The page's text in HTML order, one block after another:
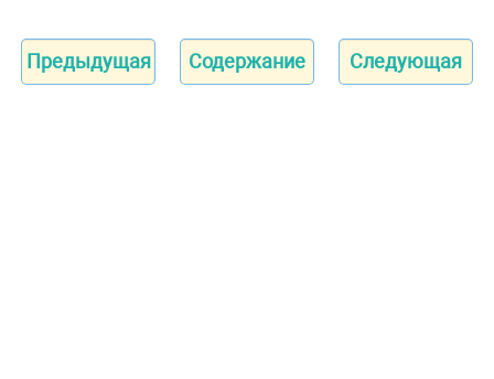
Предыдущая Содержание Следующая